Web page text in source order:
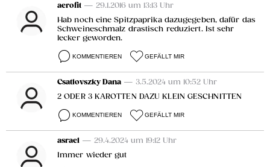
aerofit — 29.1.2016 um 13:13 Uhr
Hab noch eine Spitzpaprika dazugegeben, dafür das
Schweineschmalz drastisch reduziert. Ist sehr
lecker geworden.
KOMMENTIEREN GEFÄLLT MIR
Csatlovszky Dana — 3.5.2024 um 10:52 Uhr
2 ODER 3 KAROTTEN DAZU KLEIN GESCHNITTEN
KOMMENTIEREN GEFÄLLT MIR
asrael — 29.4.2024 um 19:12 Uhr
Immer wieder gut